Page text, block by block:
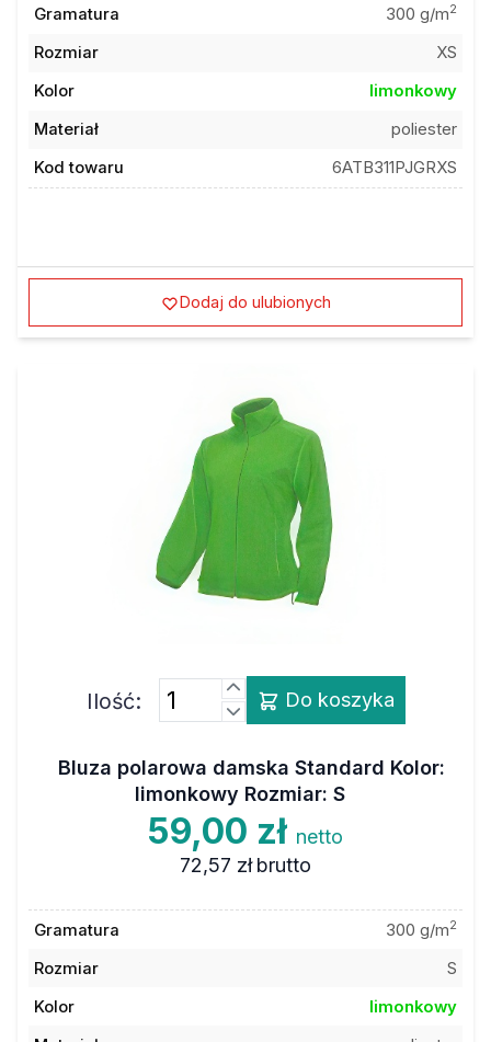
Gramatura 300 g/m2
Rozmiar
XS
Kolor
limonkowy
Materiał
poliester
Kod towaru
6ATB311PJGRXS
Dodaj do ulubionych
Ilość: Do koszyka
Bluza polarowa damska Standard Kolor:
limonkowy Rozmiar: S
59,00 zł netto
72,57 zł brutto
Gramatura 300 g/m2
Rozmiar
S
Kolor
limonkowy